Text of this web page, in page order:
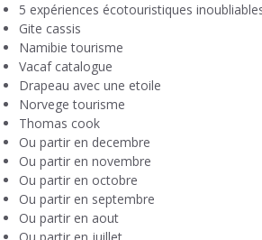
5 expériences écotouristiques
Gite cassis
Namibie tourisme
Vacaf catalogue
Drapeau avec une etoile
Norvege tourisme
Thomas cook
Ou partir en decembre
Ou partir en novembre
Ou partir en octobre
Ou partir en septembre
Ou partir en aout